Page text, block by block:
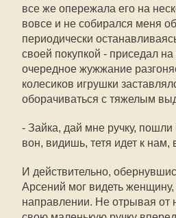
все же опережала его на
вовсе и не собирался меня
периодически
своей покупкой - приседал на
очередное жужжание
колесиков игрушки
оборачиваться с тяжелым
- Зайка, дай мне ручку,
вон, видишь, тетя идет к нам,
И действительно,
Арсений мог видеть
направлении. Не отрывая от